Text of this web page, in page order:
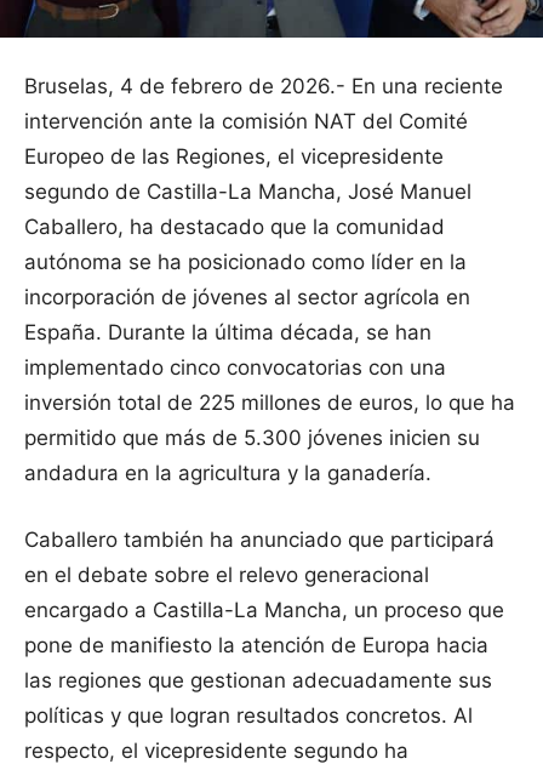
Bruselas, 4 de febrero de 2026.- En una reciente
intervención ante la comisión NAT del Comité
Europeo de las Regiones, el vicepresidente
segundo de Castilla-La Mancha, José Manuel
Caballero, ha destacado que la comunidad
autónoma se ha posicionado como líder en la
incorporación de jóvenes al sector agrícola en
España. Durante la última década, se han
implementado cinco convocatorias con una
inversión total de 225 millones de euros, lo que ha
permitido que más de 5.300 jóvenes inicien su
andadura en la agricultura y la ganadería.
Caballero también ha anunciado que participará
en el debate sobre el relevo generacional
encargado a Castilla-La Mancha, un proceso que
pone de manifiesto la atención de Europa hacia
las regiones que gestionan adecuadamente sus
políticas y que logran resultados concretos. Al
respecto, el vicepresidente segundo ha